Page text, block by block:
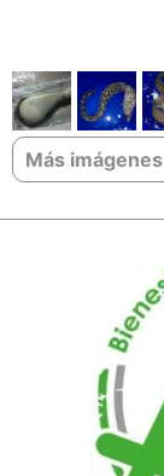
Más imágenes